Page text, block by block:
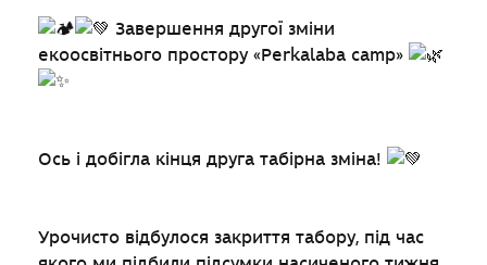
Завершення другої зміни
екоосвітнього простору «Perkalaba camp»
Ось і добігла кінця друга табірна зміна!
Урочисто відбулося закриття табору, під час